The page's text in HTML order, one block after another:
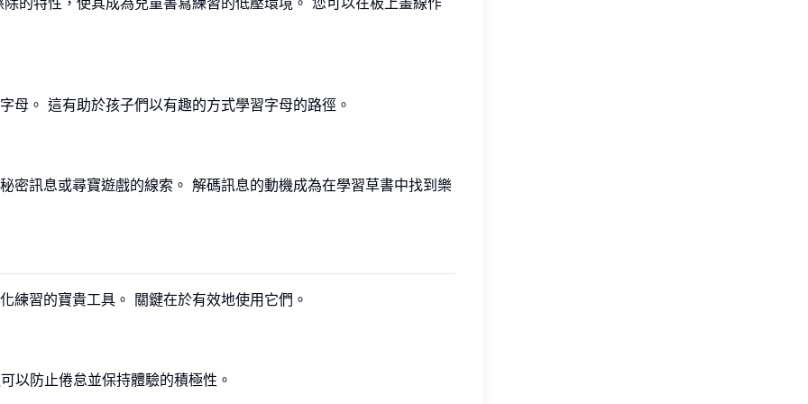
母。 這有助於孩子們以有趣的方式學習字母的路徑。
密訊息或尋寶遊戲的線索。 解碼訊息的動機成為在學習草書中找到樂
練習的寶貴工具。 關鍵在於有效地使用它們。
以防止倦怠並保持體驗的積極性。